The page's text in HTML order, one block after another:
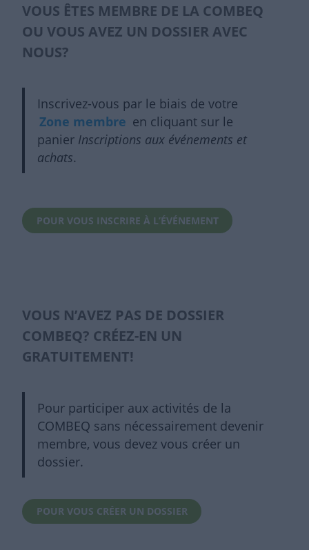
VOUS ÊTES MEMBRE DE LA COMBEQ
OU VOUS AVEZ UN DOSSIER AVEC
NOUS?
Inscrivez-vous par le biais de votre
Zone membre en cliquant sur le
panier Inscriptions aux événements et
achats.
POUR VOUS INSCRIRE À L’ÉVÉNEMENT
VOUS N’AVEZ PAS DE DOSSIER
COMBEQ? CRÉEZ-EN UN
GRATUITEMENT!
Pour participer aux activités de la
COMBEQ sans nécessairement devenir
membre, vous devez vous créer un
dossier.
POUR VOUS CRÉER UN DOSSIER